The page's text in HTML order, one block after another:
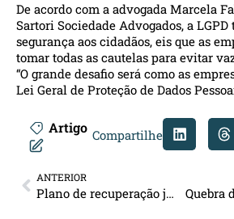
De acordo com a advogada Marcela
Sartori Sociedade Advogados, a
segurança aos cidadãos, eis que as
tomar todas as cautelas para evitar
“O grande desafio será como as
Lei Geral de Proteção de Dados
Artigo Compartilhe
ANTERIOR
Plano de recuperação judicial da Cultura é homologado pela Justiça de SP